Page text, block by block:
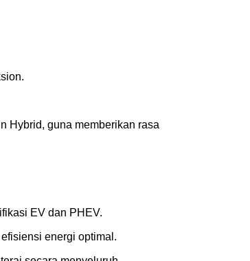
Hybrid, guna memberikan rasa
EV dan PHEV.
energi optimal.